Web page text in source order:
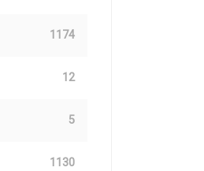
1174
12
5
1130